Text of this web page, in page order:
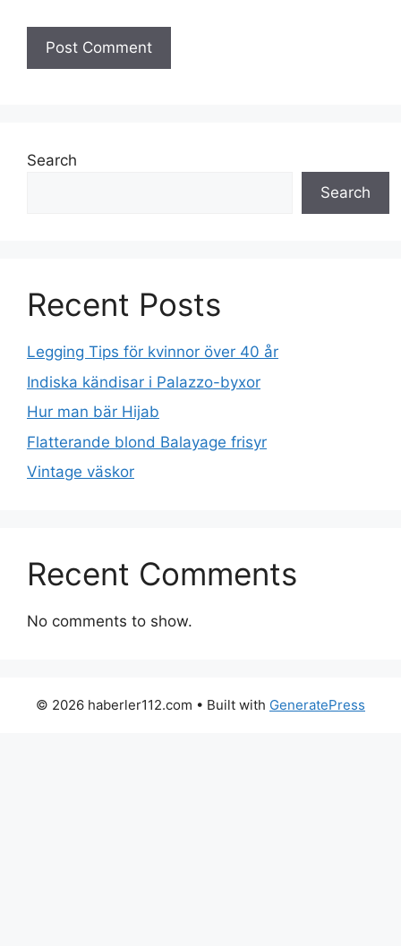
Search
Search
Recent Posts
Legging Tips för kvinnor över 40 år
Indiska kändisar i Palazzo-byxor
Hur man bär Hijab
Flatterande blond Balayage frisyr
Vintage väskor
Recent Comments
No comments to show.
© 2026 haberler112.com • Built with GeneratePress